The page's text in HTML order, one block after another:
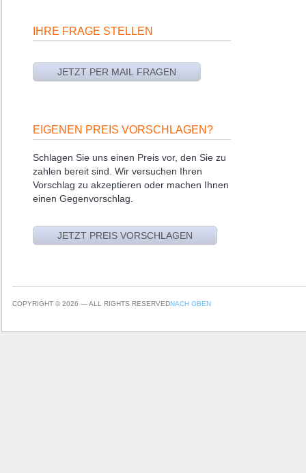
IHRE FRAGE STELLEN
EIGENEN PREIS VORSCHLAGEN?
Schlagen Sie uns einen Preis vor, den Sie zu
zahlen bereit sind. Wir versuchen Ihren
Vorschlag zu akzeptieren oder machen Ihnen
einen Gegenvorschlag.
COPYRIGHT © 2026 — ALL RIGHTS RESERVEDNACH OBEN